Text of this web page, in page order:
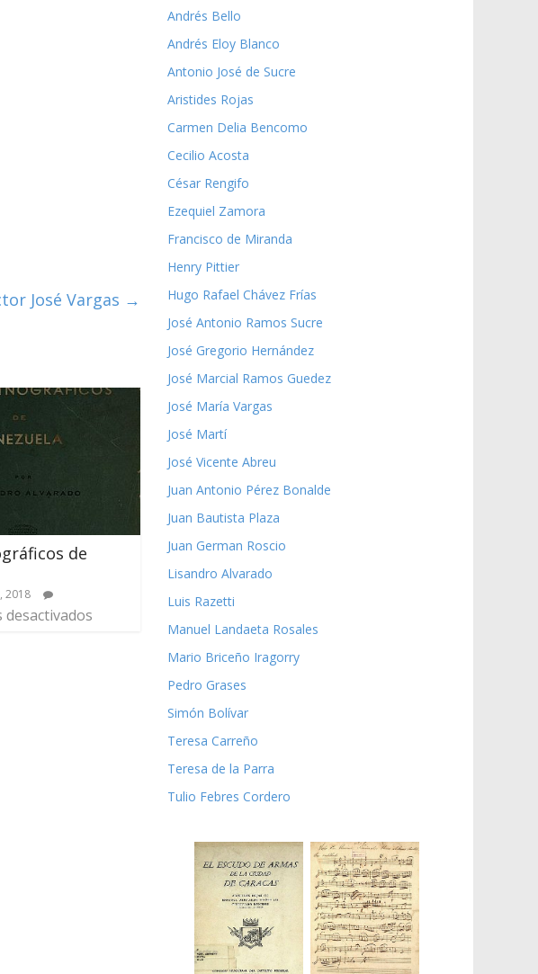
José Vargas →
de
2018
Andrés Bello
Andrés Eloy Blanco
Antonio José de Sucre
Aristides Rojas
Carmen Delia Bencomo
Cecilio Acosta
César Rengifo
Ezequiel Zamora
Francisco de Miranda
Henry Pittier
Hugo Rafael Chávez Frías
José Antonio Ramos Sucre
José Gregorio Hernández
José Marcial Ramos Guedez
José María Vargas
José Martí
José Vicente Abreu
Juan Antonio Pérez Bonalde
Juan Bautista Plaza
Juan German Roscio
Lisandro Alvarado
Luis Razetti
Manuel Landaeta Rosales
Mario Briceño Iragorry
Pedro Grases
Simón Bolívar
Teresa Carreño
Teresa de la Parra
Tulio Febres Cordero